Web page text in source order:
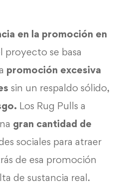
en la promoción en
proyecto se basa
promoción excesiva
sin un respaldo sólido,
Los Rug Pulls a
gran cantidad de
sociales para atraer
de esa promoción
de sustancia real.